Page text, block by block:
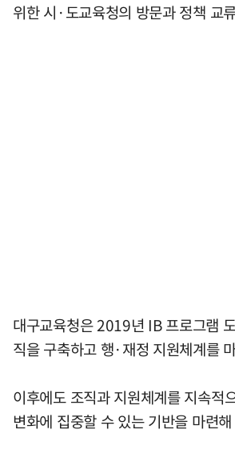
위한 시·도교육청의 방문과 정책 교
대구교육청은 2019년 IB 프로그램
직을 구축하고 행·재정 지원체계를
이후에도 조직과 지원체계를 지속적
변화에 집중할 수 있는 기반을 마련